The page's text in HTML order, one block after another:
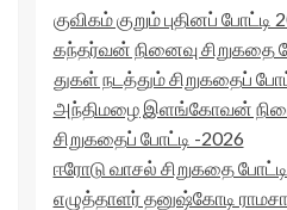
குவிகம் குறும் புதினப் போட்டி
கந்தர்வன் நினைவு சிறுகதை
துகள் நடத்தும் சிறுகதைப்
அந்திமழை இளங்கோவன்
சிறுகதைப் போட்டி -2026
ஈரோடு வாசல் சிறுகதை போட்டி
எழுத்தாளர் தனுஷ்கோடி